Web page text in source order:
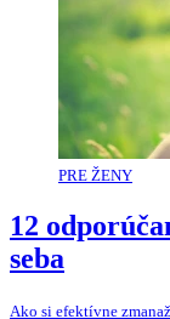
PRE ŽENY
12
seba
Ako si efektívne